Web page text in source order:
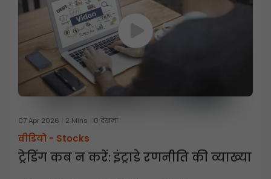
07 Apr 2026 2 Mins 0 देखना
वीडियो - Stocks
ट्रेडिंग कब न करें: इंट्राडे रणनीति की व्याख्या